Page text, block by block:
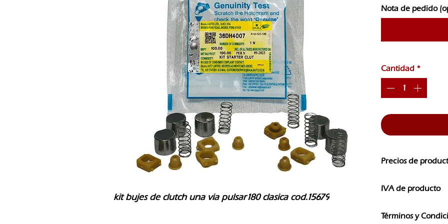
kit bujes de clutch una via pulsar180 clasica cod.15679
Nota de pedido
Cantidad *
Precios de
CAMBIOS SIN
IVA de producto
IVA
Términos y